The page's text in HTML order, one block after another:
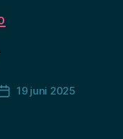
Inläggsdatum
19 juni 2025